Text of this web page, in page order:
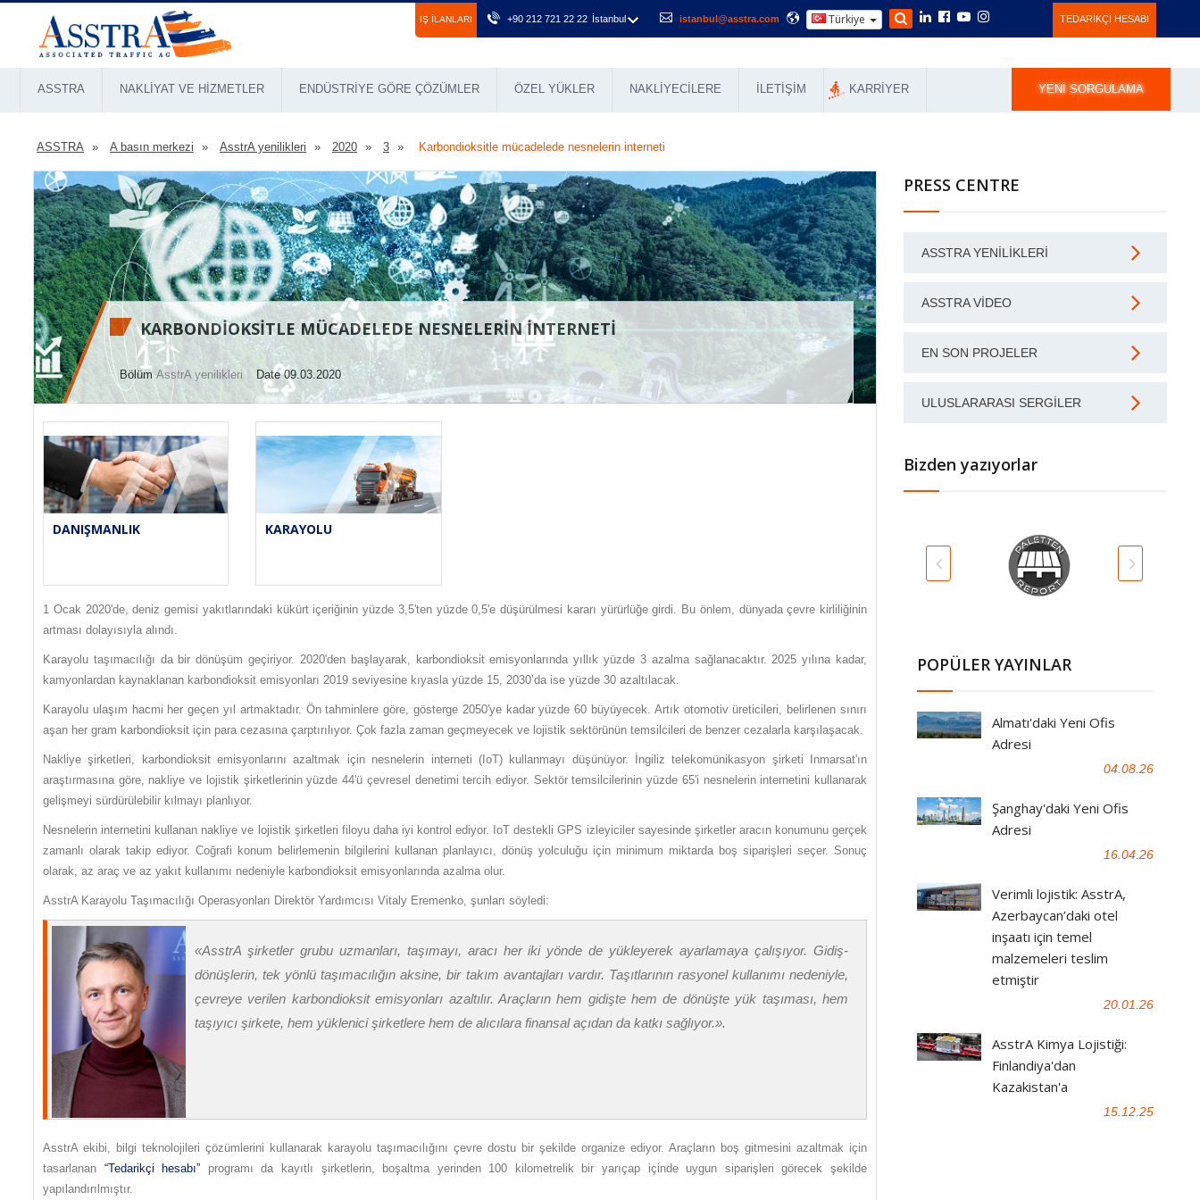
IŞ ILANLARI +90 212 721 22 22 İstanbul istanbul@asstra.com Türkiye TEDARIKÇI HESABI
ASSTRA NAKLIYAT VE HIZMETLER ENDÜSTRIYE GÖRE ÇÖZÜMLER ÖZEL YÜKLER NAKLIYECILERE İLETIŞIM KARRIYER YENI SORGULAMA
ASSTRA A basın merkezi AsstrA yenilikleri 2020 3 Karbondioksitle mücadelede nesnelerin interneti
KARBONDIOKSITLE MÜCADELEDE NESNELERIN INTERNETI
Bölüm AsstrA yenilikleri Date 09.03.2020
DANIŞMANLIK KARAYOLU
1 Ocak 2020'de, deniz gemisi yakıtlarındaki kükürt içeriğinin yüzde 3,5'ten yüzde 0,5'e düşürülmesi kararı yürürlüğe girdi. Bu önlem, dünyada çevre kirliliğinin
artması dolayısıyla alındı.
Karayolu taşımacılığı da bir dönüşüm geçiriyor. 2020'den başlayarak, karbondioksit emisyonlarında yıllık yüzde 3 azalma sağlanacaktır. 2025 yılına kadar,
kamyonlardan kaynaklanan karbondioksit emisyonları 2019 seviyesine kıyasla yüzde 15, 2030’da ise yüzde 30 azaltılacak.
Karayolu ulaşım hacmi her geçen yıl artmaktadır. Ön tahminlere göre, gösterge 2050'ye kadar yüzde 60 büyüyecek. Artık otomotiv üreticileri, belirlenen sınırı
aşan her gram karbondioksit için para cezasına çarptırılıyor. Çok fazla zaman geçmeyecek ve lojistik sektörünün temsilcileri de benzer cezalarla karşılaşacak.
Nakliye şirketleri, karbondioksit emisyonlarını azaltmak için nesnelerin interneti (IoT) kullanmayı düşünüyor. İngiliz telekomünikasyon şirketi Inmarsat'ın
araştırmasına göre, nakliye ve lojistik şirketlerinin yüzde 44'ü çevresel denetimi tercih ediyor. Sektör temsilcilerinin yüzde 65'i nesnelerin internetini kullanarak
gelişmeyi sürdürülebilir kılmayı planlıyor.
Nesnelerin internetini kullanan nakliye ve lojistik şirketleri filoyu daha iyi kontrol ediyor. IoT destekli GPS izleyiciler sayesinde şirketler aracın konumunu gerçek
zamanlı olarak takip ediyor. Coğrafi konum belirlemenin bilgilerini kullanan planlayıcı, dönüş yolculuğu için minimum miktarda boş siparişleri seçer. Sonuç
olarak, az araç ve az yakıt kullanımı nedeniyle karbondioksit emisyonlarında azalma olur.
AsstrA Karayolu Taşımacılığı Operasyonları Direktör Yardımcısı Vitaly Eremenko, şunları söyledi:
«AsstrA şirketler grubu uzmanları, taşımayı, aracı her iki yönde de yükleyerek ayarlamaya çalışıyor. Gidiş-
dönüşlerin, tek yönlü taşımacılığın aksine, bir takım avantajları vardır. Taşıtlarının rasyonel kullanımı nedeniyle,
çevreye verilen karbondioksit emisyonları azaltılır. Araçların hem gidişte hem de dönüşte yük taşıması, hem
taşıyıcı şirkete, hem yüklenici şirketlere hem de alıcılara finansal açıdan da katkı sağlıyor.».
AsstrA ekibi, bilgi teknolojileri çözümlerini kullanarak karayolu taşımacılığını çevre dostu bir şekilde organize ediyor. Araçların boş gitmesini azaltmak için
tasarlanan “Tedarikçi hesabı” programı da kayıtlı şirketlerin, boşaltma yerinden 100 kilometrelik bir yarıçap içinde uygun siparişleri görecek şekilde
yapılandırılmıştır.
PRESS CENTRE
ASSTRA YENILIKLERI
ASSTRA VIDEO
EN SON PROJELER
ULUSLARARASI SERGILER
Bizden yazıyorlar
POPÜLER YAYINLAR
Almatı'daki Yeni Ofis
Adresi
04.08.26
Şanghay'daki Yeni Ofis
Adresi
16.04.26
Verimli lojistik: AsstrA,
Azerbaycan’daki otel
inşaatı için temel
malzemeleri teslim
etmiştir
20.01.26
AsstrA Kimya Lojistiği:
Finlandiya'dan
Kazakistan'a
15.12.25